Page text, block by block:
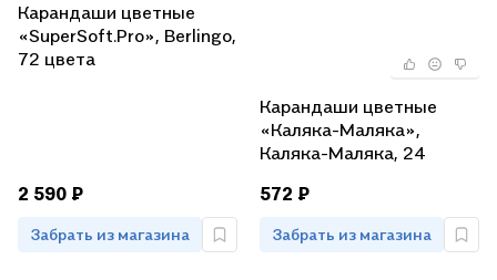
Карандаши цветные
«SuperSoft.Pro», Berlingo,
72 цвета
2 590 ₽
Забрать из магазина
Карандаши цветные
«Каляка-Маляка»,
Каляка-Маляка, 24
572 ₽
Забрать из магазина